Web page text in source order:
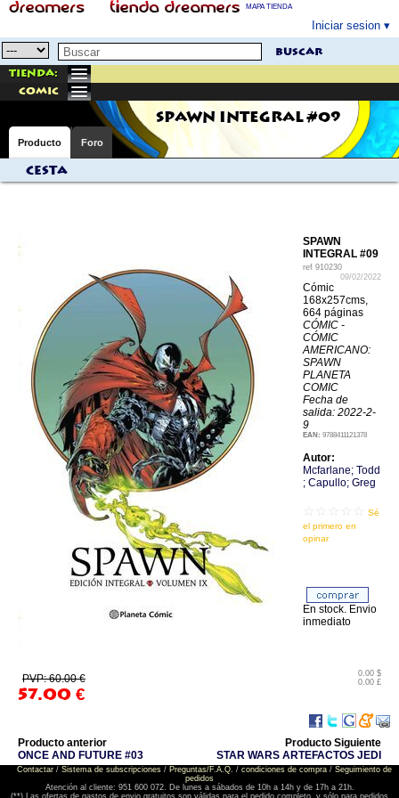
MAPA TIENDA
Iniciar sesion
buscar
Tienda:
comic
SPAWN INTEGRAL #09
Producto Foro
Cesta
SPAWN
INTEGRAL #09
ref 910230
09/02/2022
Cómic
168x257cms,
664 páginas
CÓMIC -
CÓMIC
AMERICANO:
SPAWN
PLANETA
COMIC
Fecha de
salida: 2022-2-
9
EAN: 9788411121378
Autor:
Mcfarlane; Todd
; Capullo; Greg
Sé
el primero en
opinar
PVP: 60.00 €
57.00 €
0.00 $
0.00 £
En stock. Envio
inmediato
Producto anterior
ONCE AND FUTURE #03
Producto Siguiente
STAR WARS ARTEFACTOS JEDI
Contactar/ Sistema de subscripciones/ Preguntas/F.A.Q. / condiciones de compra/ Seguimiento de
pedidos
Atención al cliente: 951 600 072. De lunes a sábados de 10h a 14h y de 17h a 21h.